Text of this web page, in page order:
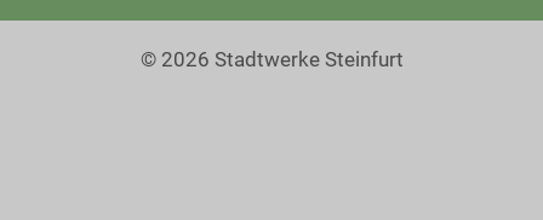
© 2026 Stadtwerke Steinfurt